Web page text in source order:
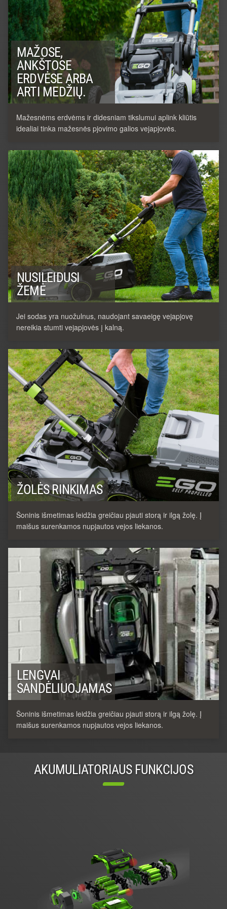
MAŽOSE,
ANKŠTOSE
ERDVĖSE ARBA
ARTI MEDŽIŲ.
Mažesnėms erdvėms ir didesniam tikslumui aplink kliūtis
idealiai tinka mažesnės pjovimo galios vejapjovės.
NUSILEIDUSI
ŽEMĖ
Jei sodas yra nuožulnus, naudojant savaeigę vejapjovę
nereikia stumti vejapjovės į kalną.
ŽOLĖS RINKIMAS
Šoninis išmetimas leidžia greičiau pjauti storą ir ilgą žolę. Į
maišus surenkamos nupjautos vejos liekanos.
LENGVAI
SANDĖLIUOJAMAS
Šoninis išmetimas leidžia greičiau pjauti storą ir ilgą žolę. Į
maišus surenkamos nupjautos vejos liekanos.
AKUMULIATORIAUS FUNKCIJOS